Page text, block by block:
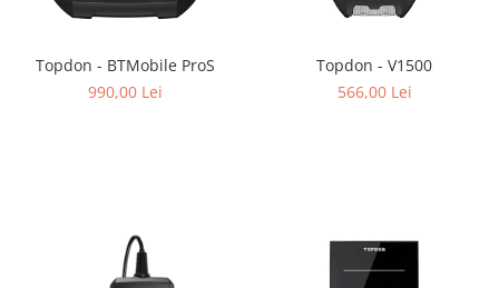
Topdon - BTMobile ProS
990,00 Lei
Topdon - V1500
566,00 Lei